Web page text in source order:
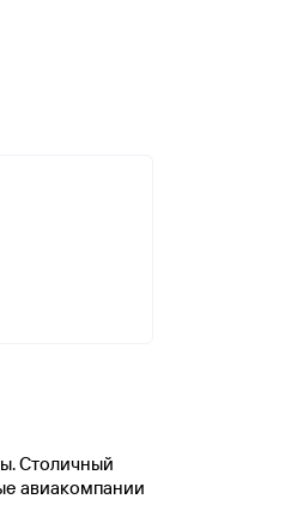
Столичный
авиакомпании